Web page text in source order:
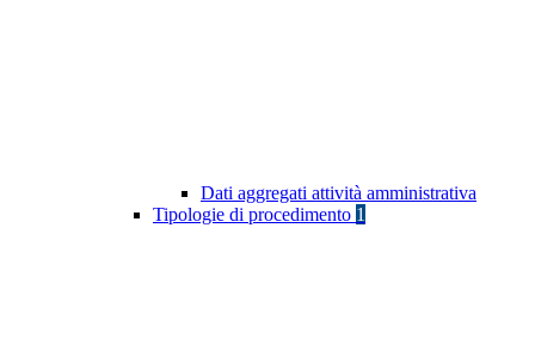
Dati aggregati attività amministrativa
Tipologie di procedimento 1